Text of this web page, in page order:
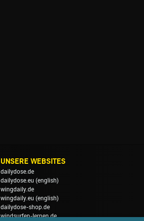
UNSERE WEBSITES
dailydose.de
dailydose.eu (english)
wingdaily.de
wingdaily.eu (english)
dailydose-shop.de
windsurfen-lernen.de